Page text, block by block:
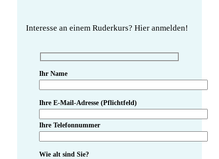
Interesse an einem Ruderkurs? Hier anmelden!
Ihr Name
Ihre E-Mail-Adresse (Pflichtfeld)
Ihre Telefonnummer
Wie alt sind Sie?